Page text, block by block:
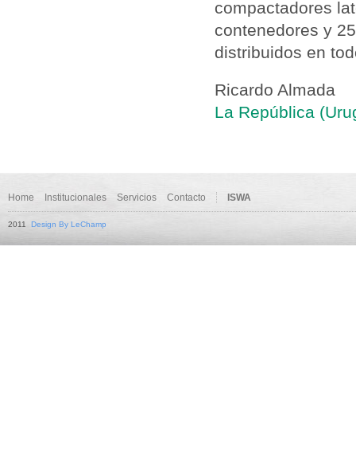
compactadores
contenedores y
distribuidos en
Ricardo Almada
La República
Home Institucionales Servicios Contacto ISWA
2011 Design By LeChamp